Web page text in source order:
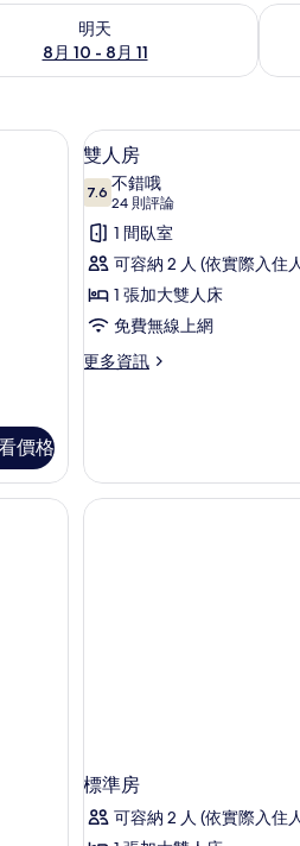
明天
8月 10 - 8月 11
(8月 10 - 8月 11) 的供應情況 查
、免費無線上網
價格
顯
示
雙
人
房
的
所
有
9
雙人房
7.67.6 分，滿分 10 分
不錯哦
24 則評論
(24
則
評
論)
1 間臥室
可容納 2 人 (依實際入住
1 張加大雙人床
免費無線上網
更多資訊
更
的
詳
情
標準房
可容納 2 人 (依實際入住